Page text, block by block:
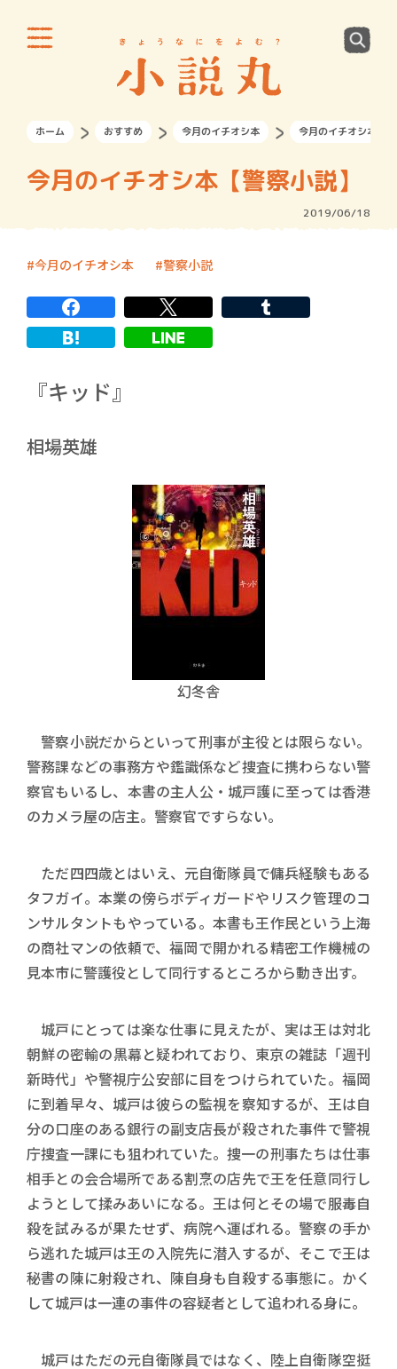
ホーム おすすめ 今月のイチオシ本 今月のイチオシ本【
今月のイチオシ本【警察小説】
2019/06/18
今月のイチオシ本 警察小説
『キッド』
相場英雄
幻冬舎
警察小説だからといって刑事が主役とは限らない。
警務課などの事務方や鑑識係など捜査に携わらない警
察官もいるし、本書の主人公・城戸護に至っては香港
のカメラ屋の店主。警察官ですらない。
ただ四四歳とはいえ、元自衛隊員で傭兵経験もある
タフガイ。本業の傍らボディガードやリスク管理のコ
ンサルタントもやっている。本書も王作民という上海
の商社マンの依頼で、福岡で開かれる精密工作機械の
見本市に警護役として同行するところから動き出す。
城戸にとっては楽な仕事に見えたが、実は王は対北
朝鮮の密輸の黒幕と疑われており、東京の雑誌「週刊
新時代」や警視庁公安部に目をつけられていた。福岡
に到着早々、城戸は彼らの監視を察知するが、王は自
分の口座のある銀行の副支店長が殺された事件で警視
庁捜査一課にも狙われていた。捜一の刑事たちは仕事
相手との会合場所である割烹の店先で王を任意同行し
ようとして揉みあいになる。王は何とその場で服毒自
殺を試みるが果たせず、病院へ運ばれる。警察の手か
ら逃れた城戸は王の入院先に潜入するが、そこで王は
秘書の陳に射殺され、陳自身も自殺する事態に。かく
して城戸は一連の事件の容疑者として追われる身に。
城戸はただの元自衛隊員ではなく、陸上自衛隊空挺